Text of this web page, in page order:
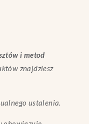
i metod
znajdziesz
ustalenia.